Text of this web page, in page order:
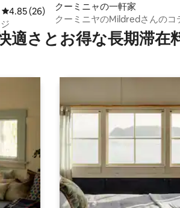
レビュー26件、5つ星中4.85つ星の平均評価
4.85 (26)
クーミニャの一軒家
クーミニヤのMildredさんのコ
適⁠さ⁠とお⁠得⁠な長⁠期⁠滞⁠在